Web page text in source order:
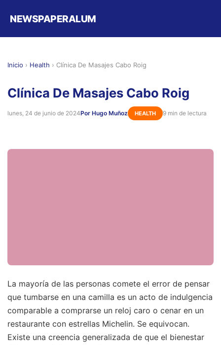
NEWSPAPERALUM
Inicio › Health › Clínica De Masajes Cabo Roig
Clínica De Masajes Cabo Roig
lunes, 24 de junio de 2024Por Hugo Muñoz HEALTH 9 min de lectura
La mayoría de las personas comete el error de pensar
que tumbarse en una camilla es un acto de indulgencia
comparable a comprarse un reloj caro o cenar en un
restaurante con estrellas Michelin. Se equivocan.
Existe una creencia generalizada de que el bienestar